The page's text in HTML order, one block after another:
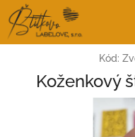
Prejsť
na
obsah
Kód:
Koženkový